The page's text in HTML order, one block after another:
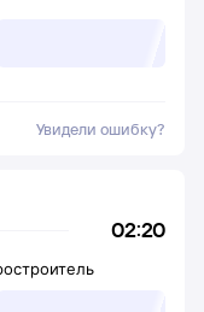
Увидели ошибку?
02:20